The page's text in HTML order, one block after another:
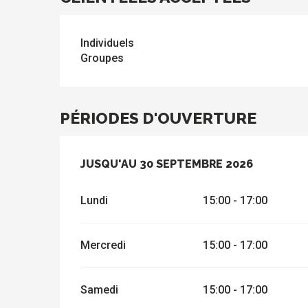
Individuels
Groupes
PÉRIODES D'OUVERTURE
DU25 AVRIL 2026AU30 SEPTEMBRE
JUSQU'AU 30 SEPTEMBRE 2026
Lundi 15:00 - 17:00
Mercredi 15:00 - 17:00
Samedi 15:00 - 17:00